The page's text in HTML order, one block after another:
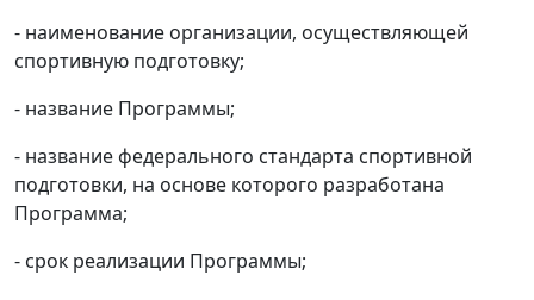
- наименование организации, осуществляющей
спортивную подготовку;
- название Программы;
- название федерального стандарта спортивной
подготовки, на основе которого разработана
Программа;
- срок реализации Программы;